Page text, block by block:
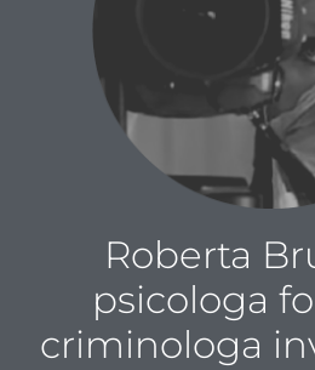
Roberta
psicologa
criminologa